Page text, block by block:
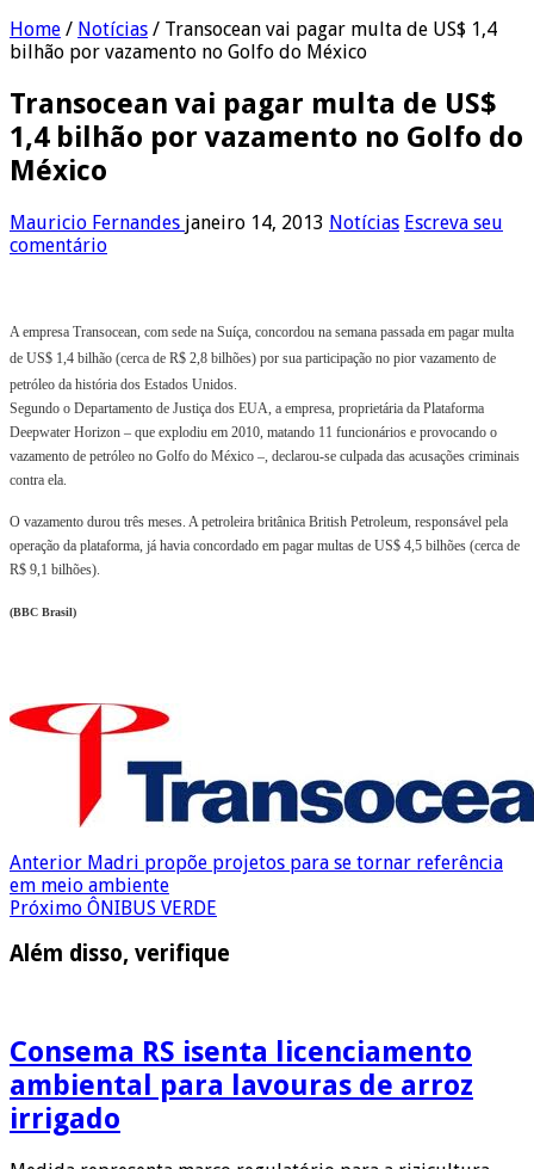
Home / Notícias / Transocean vai pagar multa de US$ 1,4
bilhão por vazamento no Golfo do México
Transocean vai pagar multa de US$
1,4 bilhão por vazamento no Golfo do
México
Mauricio Fernandes janeiro 14, 2013 Notícias Escreva seu
comentário
A empresa Transocean, com sede na Suíça, concordou na semana passada em pagar multa
de US$ 1,4 bilhão (cerca de R$ 2,8 bilhões) por sua participação no pior vazamento de
petróleo da história dos Estados Unidos.
Segundo o Departamento de Justiça dos EUA, a empresa, proprietária da Plataforma
Deepwater Horizon – que explodiu em 2010, matando 11 funcionários e provocando o
vazamento de petróleo no Golfo do México –, declarou-se culpada das acusações criminais
contra ela.
O vazamento durou três meses. A petroleira britânica British Petroleum, responsável pela
operação da plataforma, já havia concordado em pagar multas de US$ 4,5 bilhões (cerca de
R$ 9,1 bilhões).
(BBC Brasil)
Anterior Madri propõe projetos para se tornar referência
em meio ambiente
Próximo ÔNIBUS VERDE
Além disso, verifique
Consema RS isenta licenciamento
ambiental para lavouras de arroz
irrigado